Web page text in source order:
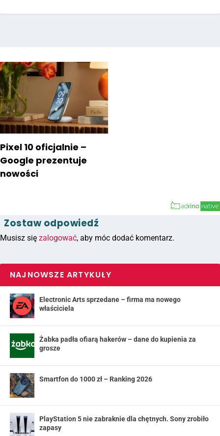
Pixel 10 oficjalnie –
Google prezentuje
nowości
Zostaw odpowiedź
Musisz się zalogować, aby móc dodać komentarz.
NAJNOWSZE ARTYKUŁY
Electronic Arts sprzedane – firma ma nowego
właściciela
Żabka padła ofiarą hakerów – dane do kupienia za
grosze
Smartfon do 1000 zł – Ranking 2026
PlayStation 5 nie zabraknie dla chętnych. Sony zrobiło
zapasy